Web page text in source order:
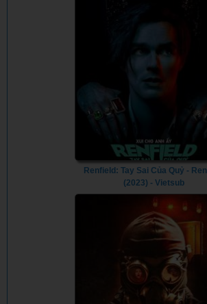
Renfield: Tay Sai Của Quỷ -
(2023) - Vietsub